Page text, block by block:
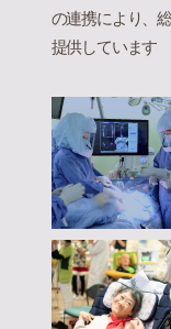
の連携により、
提供しています